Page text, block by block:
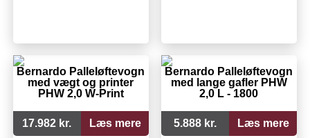
Bernardo Palleløftevogn
med vægt og printer
PHW 2,0 W-Print
17.982 kr. Læs mere
Bernardo Palleløftevogn
med lange gafler PHW
2,0 L - 1800
5.888 kr. Læs mere